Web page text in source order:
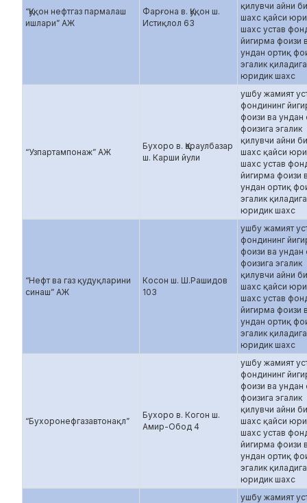
“Қуқон нефтгаз пармалаш
ишлари” АЖ
Фарғона в. Қуқон ш.
Истиқлол 63
қилувчи айни
шахс қайси
шахс устав
йигирма фоизи
ундан ортиқ
эгалик
юридик шахс
“Узпартампонаж” АЖ
Бухоро в. Қараулбазар
ш. Карши йули
ушбу жамият
фондининг
фоизи ва ундан
фоизига эгалик
қилувчи айни
шахс қайси
шахс устав
йигирма фоизи
ундан ортиқ
эгалик
юридик шахс
“Нефт ва газ қудуқларини
синаш” АЖ
Косон ш. Ш.Рашидов
103
ушбу жамият
фондининг
фоизи ва ундан
фоизига эгалик
қилувчи айни
шахс қайси
шахс устав
йигирма фоизи
ундан ортиқ
эгалик
юридик шахс
“Бухоронефгазавтонақл”
Бухоро в. Когон ш.
Амир-Обод 4
ушбу жамият
фондининг
фоизи ва ундан
фоизига эгалик
қилувчи айни
шахс қайси
шахс устав
йигирма фоизи
ундан ортиқ
эгалик
юридик шахс
ушбу жамият